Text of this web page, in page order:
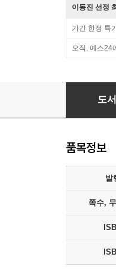
이동진 선정
기간 한정 특
오직, 예스24
씽크 차이
도
품목정보
발
쪽수,